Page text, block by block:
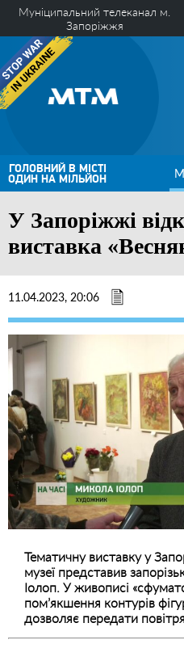
Муніципальний телеканал м.
Запоріжжя
ГОЛОВНИЙ В МІСТІ
ОДИН НА МІЛЬЙОН
У Запоріжжі
виставка
11.04.2023, 20:06
Тематичну виставку у
музеї представив
Іолоп. У живописі
пом’якшення контурів
дозволяє передати